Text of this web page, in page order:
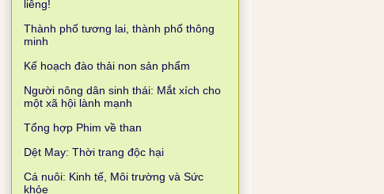
liêng!
Thành phố tương lai, thành phố thông
minh
Kế hoạch đào thải non sản phẩm
Người nông dân sinh thái: Mắt xích cho
một xã hội lành mạnh
Tổng hợp Phim về than
Dệt May: Thời trang độc hại
Cá nuôi: Kinh tế, Môi trường và Sức
khỏe